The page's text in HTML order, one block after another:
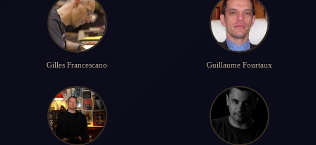
Gilles Francescano Guillaume Fourtaux